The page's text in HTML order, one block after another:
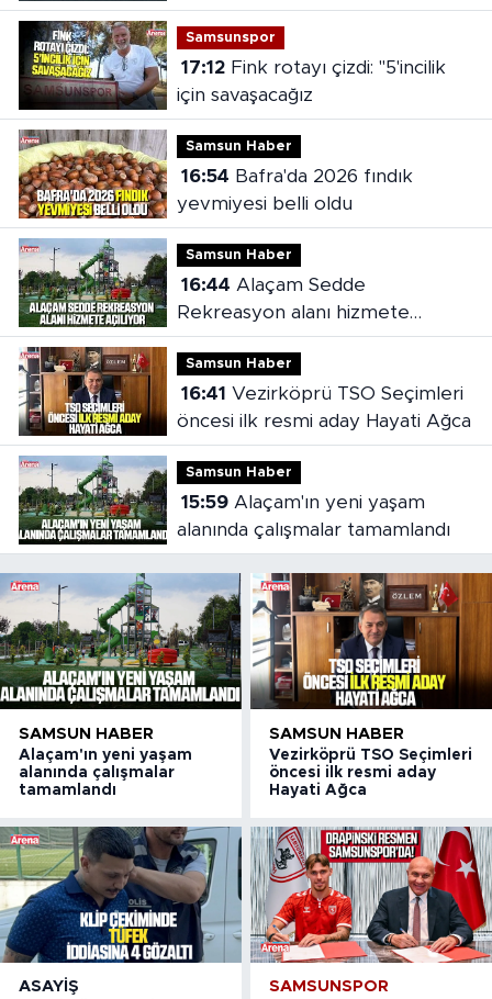
Samsunspor
17:12Fink rotayı çizdi: "5'incilik
için savaşacağız
Samsun Haber
16:54
yevmiyesi belli oldu
Samsun Haber
16:44
Rekreasyon alanı hizmete
açılıyor
Samsun Haber
16:41
öncesi ilk resmi aday Hayati Ağca
Samsun Haber
15:59Alaçam'ın yeni yaşam
alanında çalışmalar tamamlandı
SAMSUN HABER
Alaçam'ın yeni yaşam
alanında çalışmalar
tamamlandı
SAMSUN HABER
Vezirköprü TSO Seçimleri
öncesi ilk resmi aday
Hayati Ağca
ASAYIŞ SAMSUNSPOR